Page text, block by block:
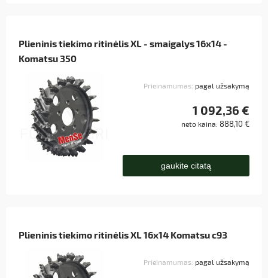
Plieninis tiekimo ritinėlis XL - smaigalys 16x14 -
Komatsu 350
Prieinamumas: pagal užsakymą
1 092,36 €
neto kaina: 888,10 €
gaukite citatą
Plieninis tiekimo ritinėlis XL 16x14 Komatsu c93
Prieinamumas: pagal užsakymą